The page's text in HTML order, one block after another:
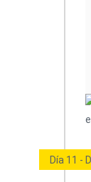
Día 11 -